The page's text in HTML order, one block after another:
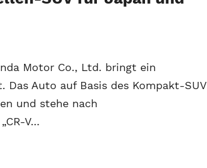
Motor Co., Ltd. bringt ein
Das Auto auf Basis des Kompakt-SUV
und stehe nach
V...